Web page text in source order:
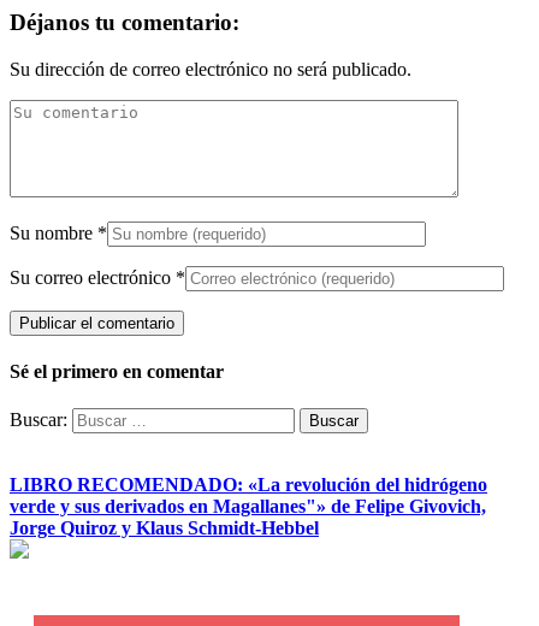
Déjanos tu comentario:
Su dirección de correo electrónico no será publicado.
Su nombre *
Su correo electrónico *
Sé el primero en comentar
Buscar:
LIBRO RECOMENDADO: «La revolución del hidrógeno
verde y sus derivados en Magallanes"» de Felipe Givovich,
Jorge Quiroz y Klaus Schmidt-Hebbel